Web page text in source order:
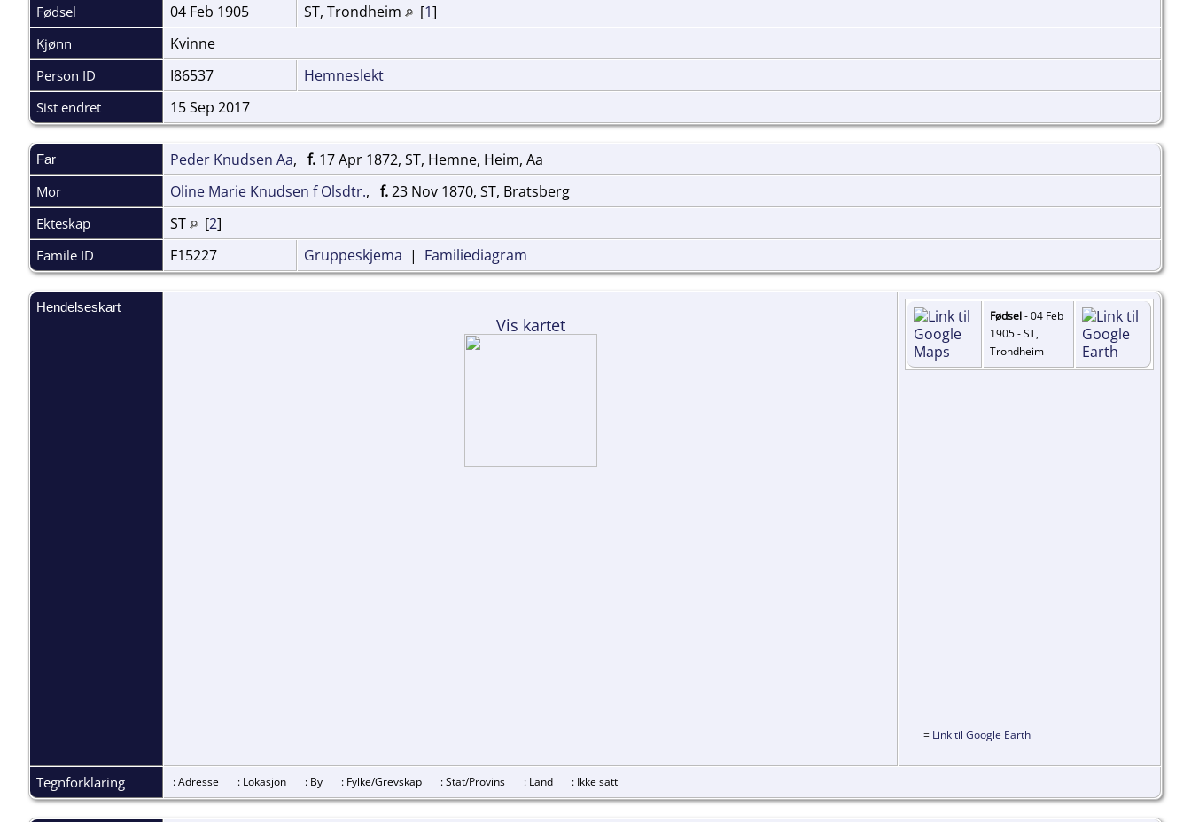
Fødsel 04 Feb 1905 ST, Trondheim [1]
Kjønn Kvinne
Person ID I86537 Hemneslekt
Sist endret 15 Sep 2017
Far Peder Knudsen Aa, f. 17 Apr 1872, ST, Hemne, Heim, Aa
Mor Oline Marie Knudsen f Olsdtr., f.23 Nov 1870, ST, Bratsberg
Ekteskap ST [2]
Famile ID F15227 Gruppeskjema | Familiediagram
Hendelseskart
Vis kartet Fødsel- 04 Feb
1905 - ST,
Trondheim
= Link til Google Earth
Tegnforklaring : Adresse : Lokasjon : By : Fylke/Grevskap : Stat/Provins : Land : Ikke satt